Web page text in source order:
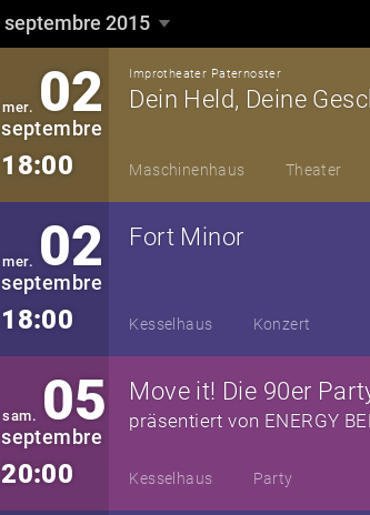
septembre 2015
mer. 02
septembre
18:00
Improtheater Paternoster
Dein Held, Deine
Maschinenhaus Theater
mer. 02
septembre
18:00
Fort Minor
Kesselhaus Konzert
sam. 05
septembre
20:00
Move it! Die 90er
präsentiert von ENERGY
Kesselhaus Party
septembre 2015 ▼